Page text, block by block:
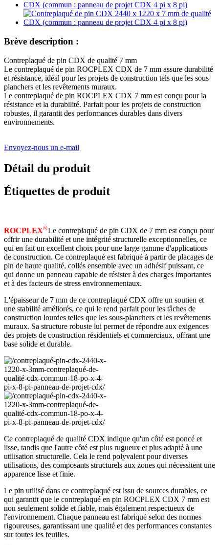
Brève description :
Contreplaqué de pin CDX de qualité 7 mm
Le contreplaqué de pin ROCPLEX CDX de 7 mm assure durabilité
et résistance, idéal pour les projets de construction tels que les sous-
planchers et les revêtements muraux.
Le contreplaqué de pin ROCPLEX CDX 7 mm est conçu pour la
résistance et la durabilité. Parfait pour les projets de construction
robustes, il garantit des performances durables dans divers
environnements.
Envoyez-nous un e-mail
Détail du produit
Étiquettes de produit
ROCPLEX®Le contreplaqué de pin CDX de 7 mm est conçu pour
offrir une durabilité et une intégrité structurelle exceptionnelles, ce
qui en fait un excellent choix pour une large gamme d'applications
de construction. Ce contreplaqué est fabriqué à partir de placages de
pin de haute qualité, collés ensemble avec un adhésif puissant, ce
qui donne un panneau capable de résister à des charges importantes
et à des facteurs de stress environnementaux.
L'épaisseur de 7 mm de ce contreplaqué CDX offre un soutien et
une stabilité améliorés, ce qui le rend parfait pour les tâches de
construction lourdes telles que les sous-planchers et les revêtements
muraux. Sa structure robuste lui permet de répondre aux exigences
des projets de construction résidentiels et commerciaux, offrant une
base solide et durable.
Ce contreplaqué de qualité CDX indique qu'un côté est poncé et
lisse, tandis que l'autre côté est plus rugueux et plus adapté à une
utilisation structurelle. Cela le rend polyvalent pour diverses
utilisations, des composants structurels aux zones qui nécessitent une
apparence lisse et finie.
Le pin utilisé dans ce contreplaqué est issu de sources durables, ce
qui garantit que le contreplaqué en pin ROCPLEX CDX 7 mm est
non seulement solide et fiable, mais également respectueux de
l'environnement. Chaque panneau est fabriqué selon des normes
rigoureuses, garantissant une qualité et des performances constantes
sur toutes les feuilles.